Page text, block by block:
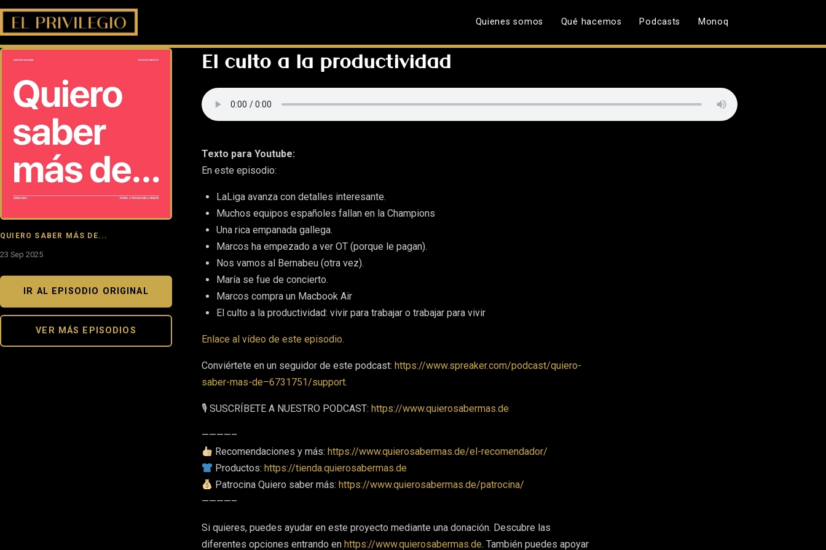
Quienes somos Qué hacemos Podcasts Monoq
QUIERO SABER MÁS DE...
23 Sep 2025
IR AL EPISODIO ORIGINAL
VER MÁS EPISODIOS
El culto a la productividad
Texto para Youtube:
En este episodio:
LaLiga avanza con detalles interesante.
Muchos equipos españoles fallan en la Champions
Una rica empanada gallega.
Marcos ha empezado a ver OT (porque le pagan).
Nos vamos al Bernabeu (otra vez).
María se fue de concierto.
Marcos compra un Macbook Air
El culto a la productividad: vivir para trabajar o trabajar para vivir
Enlace al vídeo de este episodio.
Conviértete en un seguidor de este podcast: https://www.spreaker.com/podcast/quiero-
saber-mas-de–6731751/support.
🎙 SUSCRÍBETE A NUESTRO PODCAST: https://www.quierosabermas.de
————–
Recomendaciones y más:https://www.quierosabermas.de/el-recomendador/
Productos:https://tienda.quierosabermas.de
Patrocina Quiero saber más:https://www.quierosabermas.de/patrocina/
————–
Si quieres, puedes ayudar en este proyecto mediante una donación. Descubre las
diferentes opciones entrando en https://www.quierosabermas.de. También puedes apoyar